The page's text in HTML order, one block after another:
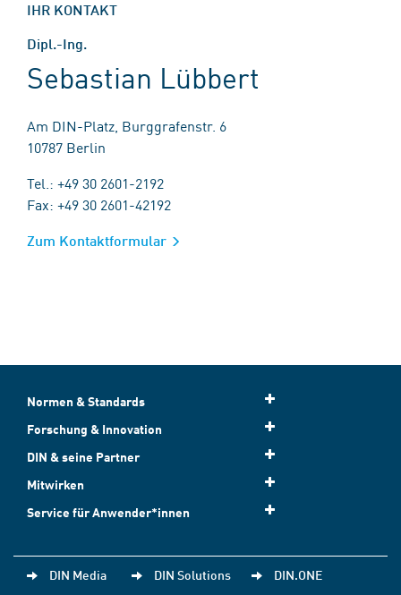
IHR KONTAKT
Dipl.-Ing.
Sebastian Lübbert
Am DIN-Platz, Burggrafenstr. 6
10787 Berlin
Tel.: +49 30 2601-2192
Fax: +49 30 2601-42192
Zum Kontaktformular
Normen & Standards
Forschung & Innovation
DIN & seine Partner
Mitwirken
Service für Anwender*innen
DIN Media DIN Solutions DIN.ONE